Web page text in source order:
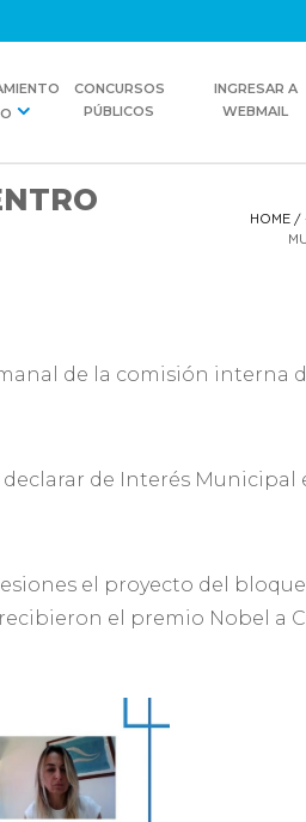
CONCURSOS
PÚBLICOS
INGRESAR A
WEBMAIL
HOME/
de la comisión interna
de Interés Municipal
el proyecto del bloque
el premio Nobel a